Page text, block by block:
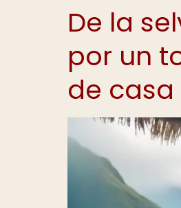
De la
por un
de casa